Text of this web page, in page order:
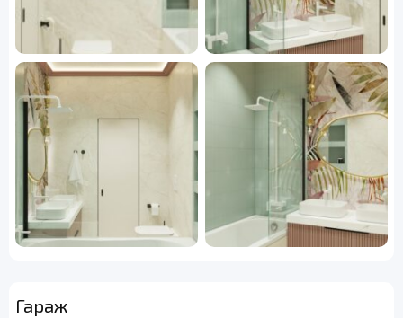
Гараж